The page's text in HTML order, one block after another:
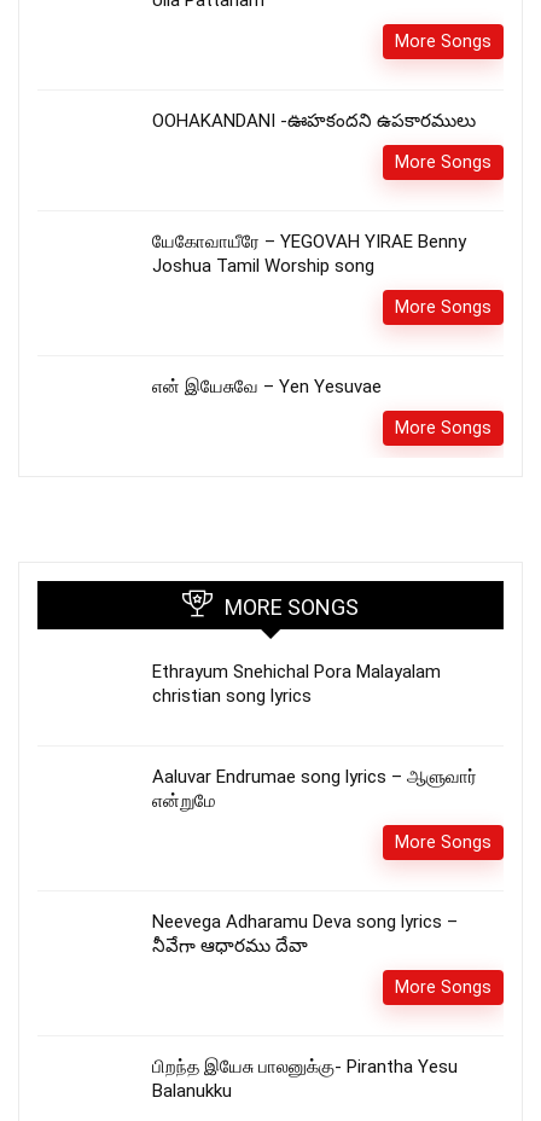
More Songs
OOHAKANDANI -ఊహకందని ఉపకారములు
More Songs
யேகோவாயீரே – YEGOVAH YIRAE Benny
Joshua Tamil Worship song
More Songs
என் இயேசுவே – Yen Yesuvae
More Songs
MORE SONGS
Ethrayum Snehichal Pora Malayalam
christian song lyrics
Aaluvar Endrumae song lyrics – ஆளுவார்
என்றுமே
More Songs
Neevega Adharamu Deva song lyrics –
నీవేగా ఆధారము దేవా
More Songs
பிறந்த இயேசு பாலனுக்கு- Pirantha Yesu
Balanukku